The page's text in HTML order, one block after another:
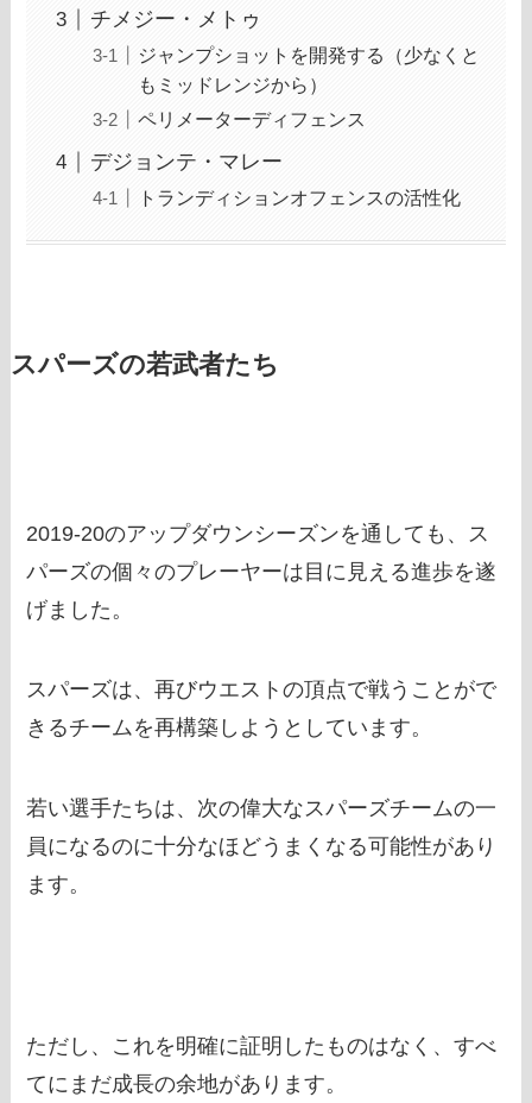
チメジー・メトゥ
ジャンプショットを開発する（少なくと
もミッドレンジから）
ペリメーターディフェンス
デジョンテ・マレー
トランディションオフェンスの活性化
スパーズの若武者たち
2019-20のアップダウンシーズンを通しても、ス
パーズの個々のプレーヤーは目に見える進歩を遂
げました。
スパーズは、再びウエストの頂点で戦うことがで
きるチームを再構築しようとしています。
若い選手たちは、次の偉大なスパーズチームの一
員になるのに十分なほどうまくなる可能性があり
ます。
ただし、これを明確に証明したものはなく、すべ
てにまだ成長の余地があります。